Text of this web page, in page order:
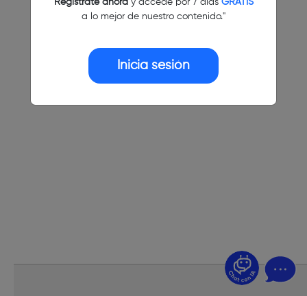
Regístrate ahoray accede por 7 días GRATIS
a lo mejor de nuestro contenido."
Inicia sesión